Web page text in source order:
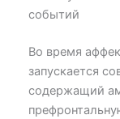
событий
Во время
запускается
содержащий